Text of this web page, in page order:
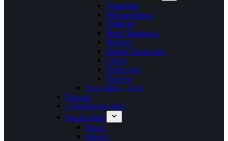
Геракини
Метаморфоси
Вурвуру
Неос Мармарас
Никити
Ормос Панагијас
Сарти
Псакудија
Торони
Трет крак – Атос
Пиериа
Стримонски брег
Јонски брег
Парга
Врахос